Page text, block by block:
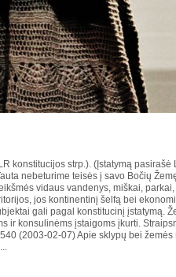
konstitucijos strp.). (Įstatymą
nebeturime teisės į savo Bočių
vidaus vandenys, miškai,
jos kontinentinį šelfą bei
gali pagal konstitucinį įstatymą.
ir konsulinėms įstaigoms įkurti.
(2003-02-07) Apie sklypų bei